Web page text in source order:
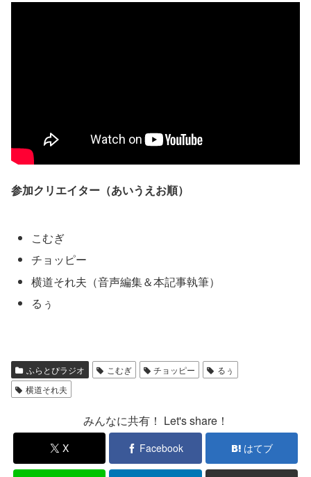
参加クリエイター（あいうえお順）
こむぎ
チョッピー
横道それ夫（音声編集＆本記事執筆）
るぅ
ふらとぴラジオ こむぎ チョッピー
るぅ
横道それ夫
みんなに共有！ Let's share！
X Facebook はてブ